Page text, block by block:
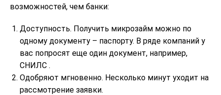
возможностей, чем банки:
Доступность. Получить микрозайм можно по
одному документу – паспорту. В ряде компаний у
вас попросят еще один документ, например,
СНИЛС .
Одобряют мгновенно. Несколько минут уходит на
рассмотрение заявки.